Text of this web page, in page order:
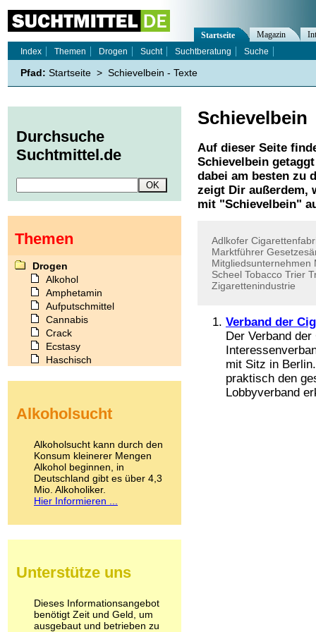
Schievelbein
Auf dieser Seite
Schievelbein
dabei am besten zu
zeigt Dir außerdem,
mit "Schievelbein"
Adlkofer
Marktführer
Mitgliedsunternehmen
Scheel Tobacco Trier
Zigarettenindustrie
Verband der
Der Verband
mit Sitz in
praktisch den
Lobbyverband
Startseite Magazin
Index
Themen Drogen Sucht Suchtberatung Suche
Pfad: Startseite > Schievelbein - Texte
Durchsuche
Suchtmittel.de
Themen
Drogen
Alkohol
Amphetamin
Aufputschmittel
Cannabis
Crack
Ecstasy
Haschisch
Kokain
LSD
Marihuana
Medikamente
Meskalin
Metamphetamin
Methadon
Pilze
Psychopharmaka
Schlafmittel
Schmerzmittel
Alkoholsucht
Alkoholsucht kann durch den
Konsum kleinerer Mengen
Alkohol beginnen, in
Deutschland gibt es über 4,3
Mio. Alkoholiker.
Hier Informieren ...
Unterstütze uns
Dieses Informationsangebot
benötigt Zeit und Geld, um
ausgebaut und betrieben zu